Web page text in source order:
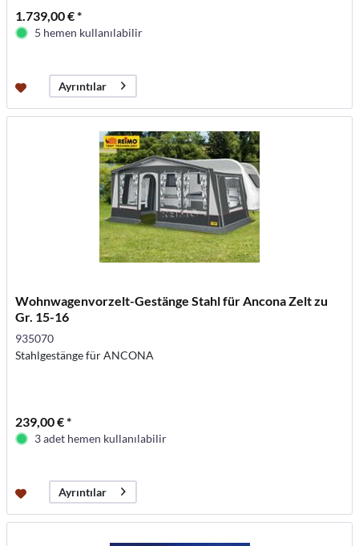
1.739,00 € *
5 hemen kullanılabilir
Ayrıntılar
Wohnwagenvorzelt-Gestänge Stahl für Ancona Zelt zu
Gr. 15-16
935070
Stahlgestänge für ANCONA
239,00 € *
3 adet hemen kullanılabilir
Ayrıntılar